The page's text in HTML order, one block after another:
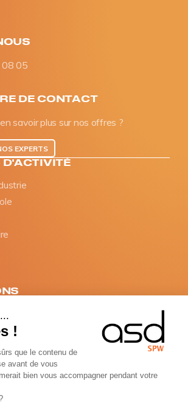
!
que le contenu de
avant de vous
bien vous accompagner pendant votre
05
DE CONTACT
savoir plus sur nos offres ?
EXPERTS
D'ACTIVITÉ